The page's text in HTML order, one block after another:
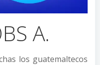
A.
los guatemaltecos